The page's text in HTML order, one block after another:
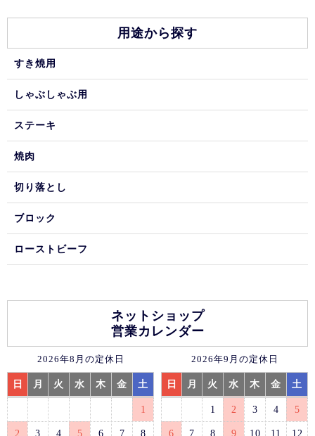
用途から探す
すき焼用
しゃぶしゃぶ用
ステーキ
焼肉
切り落とし
ブロック
ローストビーフ
ネットショップ
営業カレンダー
2026年8月の定休日
日 月 火 水 木 金 土
1
2 3 4 5 6 7 8
2026年9月の定休日
日 月 火 水 木 金 土
1 2 3 4 5
6 7 8 9 10 11 12